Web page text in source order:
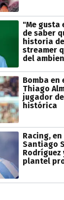
"Me gusta
de saber
historia
streamer
del
Bomba en
Thiago
jugador
histórica
Racing,
Santiago
Rodríguez
plantel